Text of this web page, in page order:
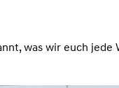
was wir euch